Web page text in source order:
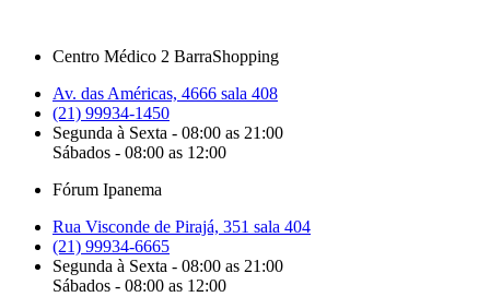
Centro Médico 2 BarraShopping
Av. das Américas, 4666 sala 408
(21) 99934-1450
Segunda à Sexta - 08:00 as 21:00
Sábados - 08:00 as 12:00
Fórum Ipanema
Rua Visconde de Pirajá, 351 sala 404
(21) 99934-6665
Segunda à Sexta - 08:00 as 21:00
Sábados - 08:00 as 12:00